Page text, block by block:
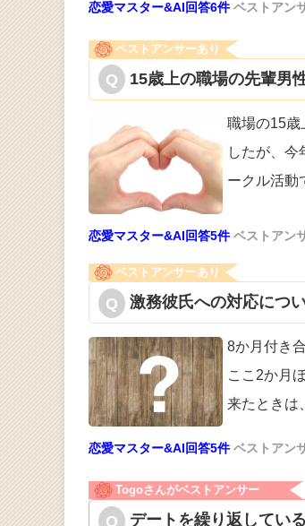
恋愛マスター&AI回答6件 ベストアン
ベストアンサーあり
15歳上の職場の先輩男
職場の15歳
したが、今
ークル活動
恋愛マスター&AI回答5件 ベストアン
ベストアンサーあり
激務彼氏への対応につ
8か月付き
ここ2か月ほ
来たときは
恋愛マスター&AI回答5件 ベストアン
Togoさんがベストアンサー
デートを繰り返してい